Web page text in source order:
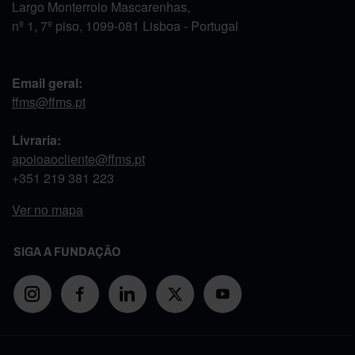
Largo Monterroio Mascarenhas,
nº 1, 7º piso, 1099-081 Lisboa - Portugal
Email geral:
ffms@ffms.pt
Livraria:
apoioaocliente@ffms.pt
+351 219 381 223
Ver no mapa
SIGA A FUNDAÇÃO